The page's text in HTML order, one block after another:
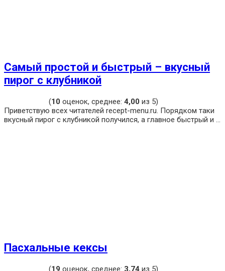
Самый простой и быстрый – вкусный
пирог с клубникой
(10 оценок, среднее: 4,00 из 5)
Приветствую всех читателей recept-menu.ru. Порядком таки
вкусный пирог с клубникой получился, а главное быстрый и ...
Пасхальные кексы
(19 оценок, среднее: 3,74 из 5)